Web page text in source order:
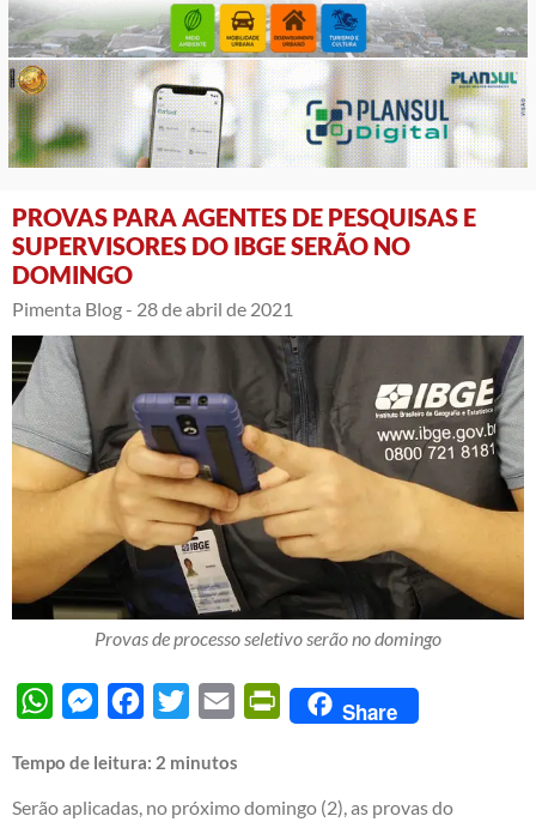
PROVAS PARA AGENTES DE PESQUISAS E
SUPERVISORES DO IBGE SERÃO NO
DOMINGO
Pimenta Blog - 28 de abril de 2021
Provas de processo seletivo serão no domingo
WhatsAppMessengerFacebook
Twitter Email PrintFriendly
Share
Tempo de leitura: 2 minutos
Serão aplicadas, no próximo domingo (2), as provas do